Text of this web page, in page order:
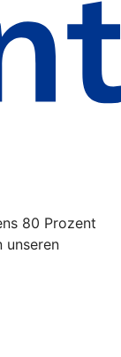
80 Prozent
unseren